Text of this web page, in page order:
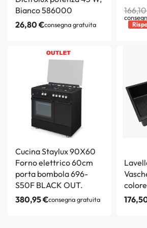
Bianco 586000
26,80€consegna gratuita
Cucina Staylux 90X60
Forno elettrico 60cm
porta bombola 696-
S50F BLACK OUT.
380,95€consegna gratuita